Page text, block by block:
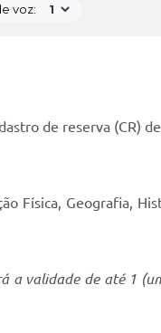
voz:
de reserva (CR)
Física, Geografia,
a validade de até 1